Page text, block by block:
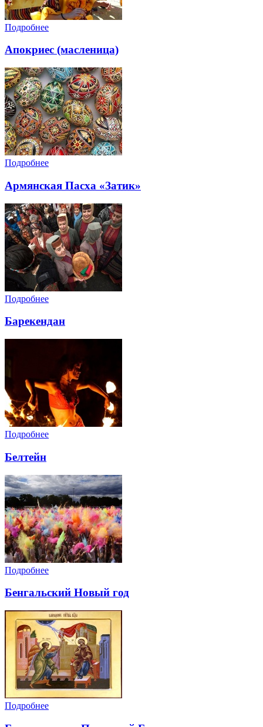
Подробнее
Апокриес (масленица)
Подробнее
Армянская Пасха «Затик»
Подробнее
Барекендан
Подробнее
Белтейн
Подробнее
Бенгальский Новый год
Подробнее